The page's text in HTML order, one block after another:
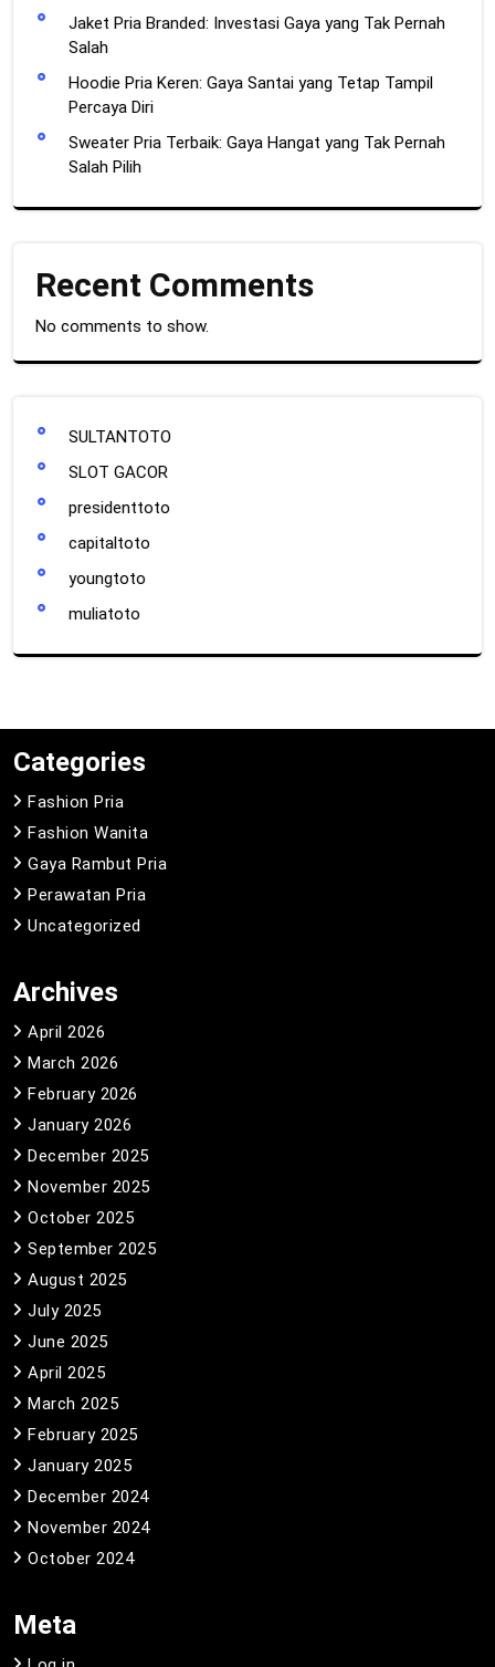
Jaket Pria Branded: Investasi Gaya yang Tak Pernah
Salah
Hoodie Pria Keren: Gaya Santai yang Tetap Tampil
Percaya Diri
Sweater Pria Terbaik: Gaya Hangat yang Tak Pernah
Salah Pilih
Recent Comments
No comments to show.
SULTANTOTO
SLOT GACOR
presidenttoto
capitaltoto
youngtoto
muliatoto
Categories
Fashion Pria
Fashion Wanita
Gaya Rambut Pria
Perawatan Pria
Uncategorized
Archives
April 2026
March 2026
February 2026
January 2026
December 2025
November 2025
October 2025
September 2025
August 2025
July 2025
June 2025
April 2025
March 2025
February 2025
January 2025
December 2024
November 2024
October 2024
Meta